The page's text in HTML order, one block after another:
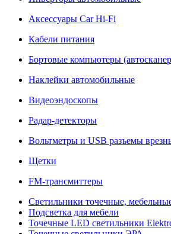
Аксессуары Car Hi-Fi
Кабели питания
Бортовые компьютеры
Наклейки автомобильные
Видеоэндоскопы
Радар-детекторы
Вольтметры и USB разъемы
Щетки
FM-трансмиттеры
Светильники точечные,
Подсветка для мебели
Точечные LED светильники